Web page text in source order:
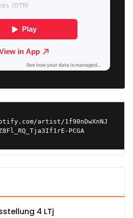
artist/1f90nDwXnNJ
PCGA
4 LTj